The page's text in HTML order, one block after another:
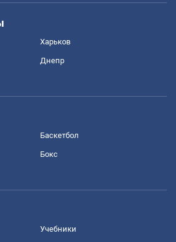
Харьков
Днепр
Баскетбол
Бокс
Учебники